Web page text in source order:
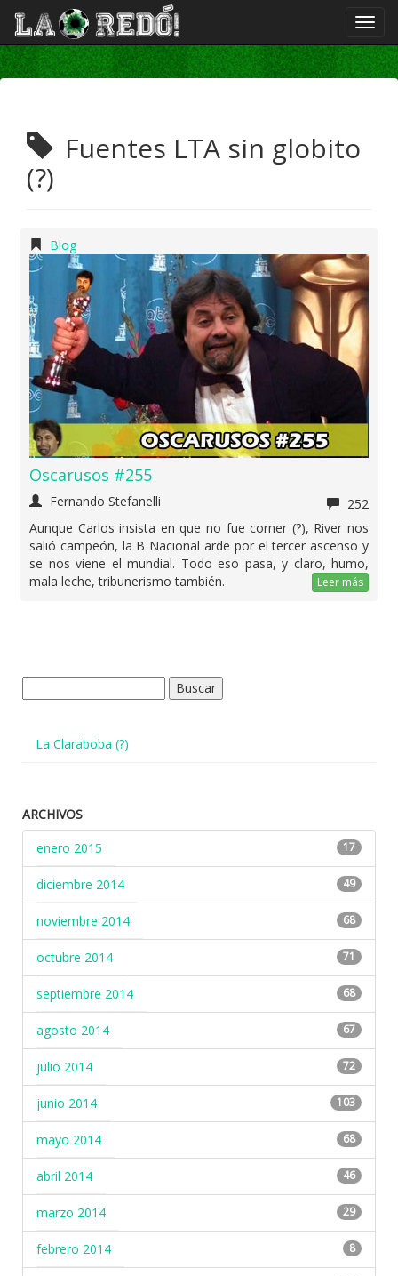
Fuentes LTA sin globito
(?)
Blog
Oscarusos #255
Fernando Stefanelli
252
Aunque Carlos insista en que no fue corner (?), River nos
salió campeón, la B Nacional arde por el tercer ascenso y
se nos viene el mundial. Todo eso pasa, y claro, humo,
mala leche, tribunerismo también.
Leer más
La Claraboba (?)
ARCHIVOS
enero 2015
17
diciembre 2014 49
noviembre 2014 68
octubre 2014 71
septiembre 2014 68
agosto 2014 67
julio 2014 72
junio 2014 103
mayo 2014 68
abril 2014 46
marzo 2014 29
febrero 2014 8